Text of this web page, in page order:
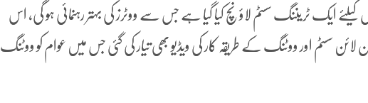
کیلئے ایک ٹریننگ سسٹم لاؤنچ کیا گیا ہے جس سے ووٹرز کی بہتر رہنمائی ہو گی، اس
لائن سسٹم اور ووٹنگ کے طریقہ کار کی ویڈیو بھی تیار کی گئی جس میں عوام کو ووٹنگ